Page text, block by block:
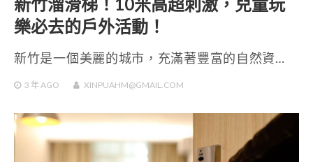
樂必去的戶外活動！
新竹是一個美麗的城市，充滿著豐富的自然資…
3 年 AGO XINPUAHM@GMAIL.COM